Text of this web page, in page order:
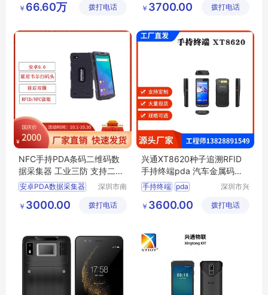
科技有限
￥ 66.60万 拨打电话
技有限公
￥ 3700.00 拨打电话
NFC手持PDA条码二维码数
据采集器 工业三防 支持二次
开发提供SDK
安卓PDA数据采集器
企业资产管理
深圳市南
技有限公
￥ 3000.00 拨打电话
兴通XT8620种子追溯RFID
手持终端pda 汽车金属码工
业数据采集器
手持终端 pda
数据采集器 RFID
深圳市兴
技有限公
￥ 3600.00 拨打电话